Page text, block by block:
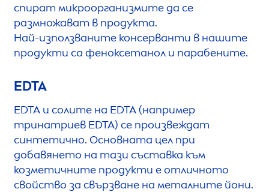
спират микроорганизмите да се
размножават в продукта.
Най-използваните консерванти в нашите
продукти са феноксетанол и парабените.
EDTA
EDTA и солите на EDTA (например
тринатриев EDTA) се произвеждат
синтетично. Основната цел при
добавянето на тази съставка към
козметичните продукти е отличното
свойство за свързване на металните йони.